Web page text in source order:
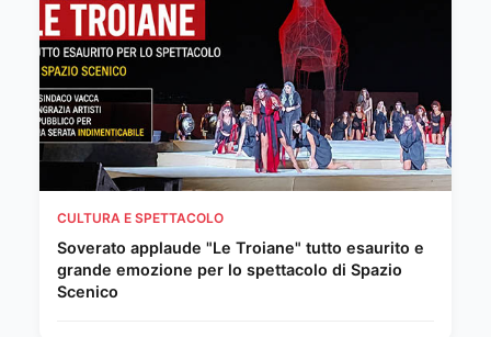
CULTURA E SPETTACOLO
Soverato applaude "Le Troiane" tutto esaurito e
grande emozione per lo spettacolo di Spazio
Scenico